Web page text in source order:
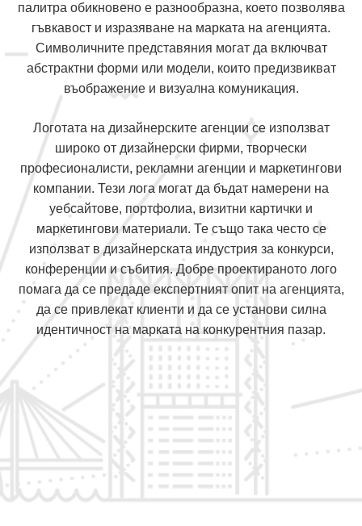
палитра обикновено е разнообразна, което позволява
гъвкавост и изразяване на марката на агенцията.
Символичните представяния могат да включват
абстрактни форми или модели, които предизвикват
въображение и визуална комуникация.
Логотата на дизайнерските агенции се използват
широко от дизайнерски фирми, творчески
професионалисти, рекламни агенции и маркетингови
компании. Тези лога могат да бъдат намерени на
уебсайтове, портфолиа, визитни картички и
маркетингови материали. Те също така често се
използват в дизайнерската индустрия за конкурси,
конференции и събития. Добре проектираното лого
помага да се предаде експертният опит на агенцията,
да се привлекат клиенти и да се установи силна
идентичност на марката на конкурентния пазар.